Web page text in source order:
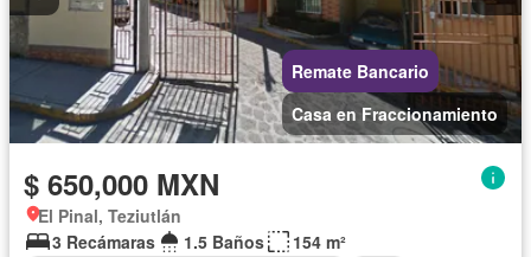
Remate Bancario
Casa en Fraccionamiento
$ 650,000 MXN
El Pinal, Teziutlán
3 Recámaras
1.5 Baños
154 m²